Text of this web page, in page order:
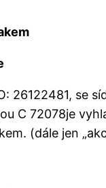
26122481, se
C 72078je
(dále jen